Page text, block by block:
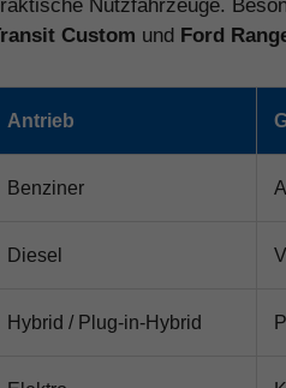
Nutzfahrzeuge.
Custom und Ford
Antrieb
Benziner
Diesel
Hybrid / Plug-in-Hybrid